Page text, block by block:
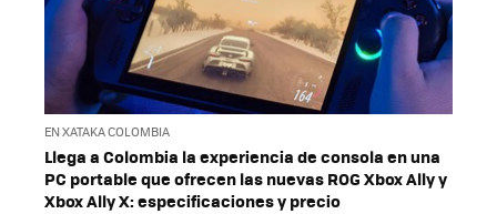
EN XATAKA COLOMBIA
Llega a Colombia la experiencia de consola en una
PC portable que ofrecen las nuevas ROG Xbox Ally y
Xbox Ally X: especificaciones y precio